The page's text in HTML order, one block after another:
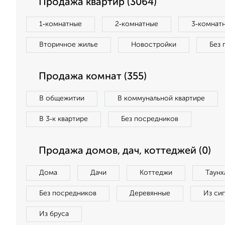
Продажа квартир (3064)
1‑комнатные 2‑комнатные
Вторичное жилье Новостройки Без
Продажа комнат (355)
В общежитии В коммунальной квартире
В 3‑к квартире Без посредников
Продажа домов, дач, коттеджей (0)
Дома Дачи Коттеджи
Без посредников Деревянные Из
Из бруса